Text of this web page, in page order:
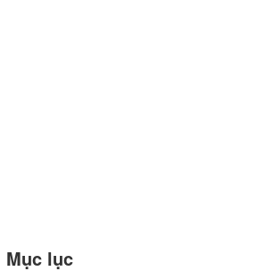
Mục lục